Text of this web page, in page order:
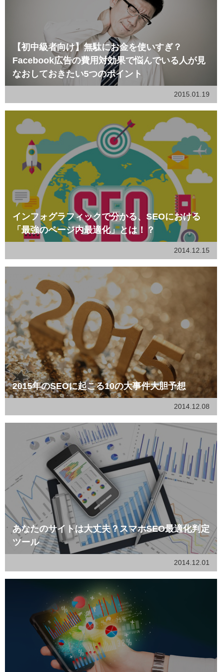
【初中級者向け】無駄にお金を使いすぎ？
Facebook広告の費用対効果で悩んでいる人が見
なおしておきたい5つのポイント
2015.01.19
インフォグラフィックで分かる、SEOにおける
「最強のページ内最適化」とは！？
2014.12.15
2015年のSEOに起こる10の大事件大胆予想
2014.12.08
あなたのサイトは大丈夫？スマホSEO最適化判定
ツール
2014.12.01